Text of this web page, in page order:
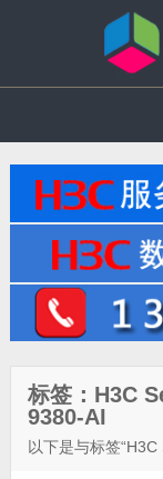
标签：H3C
9380-AI
以下是与标签